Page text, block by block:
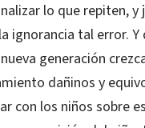
lo que repiten,
ignorancia tal error.
generación
dañinos y
con los niños sobre